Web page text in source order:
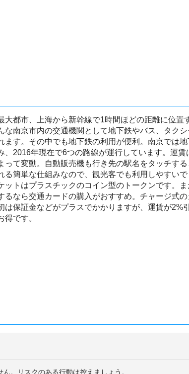
大都市、上海から新幹線で1時間ほどの距離に位置
な南京市内の交通機関として地下鉄やバス、タク
ます。その中でも地下鉄の利用が便利。南京では
、2016年現在で6つの路線が運行しています。運賃
って変動。自動販売機も行き先の駅名をタッチす
る簡単な仕組みなので、観光客でも利用しやすいで
ットはプラスチックのコイン型のトークンです。
るなら交通カードの購入がおすすめ。チャージ式の
は保証金などがプラスでかかりますが、運賃が2%
得です。
。リスクのある行動は控えましょう。